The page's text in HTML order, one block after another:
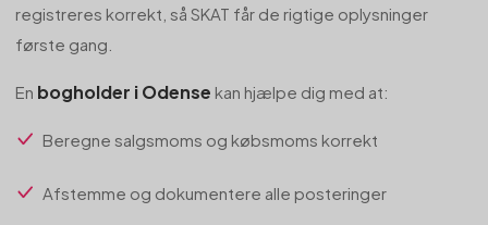
registreres korrekt, så SKAT får de rigtige oplysninger
første gang.
En bogholder i Odense kan hjælpe dig med at:
Beregne salgsmoms og købsmoms korrekt
Afstemme og dokumentere alle posteringer